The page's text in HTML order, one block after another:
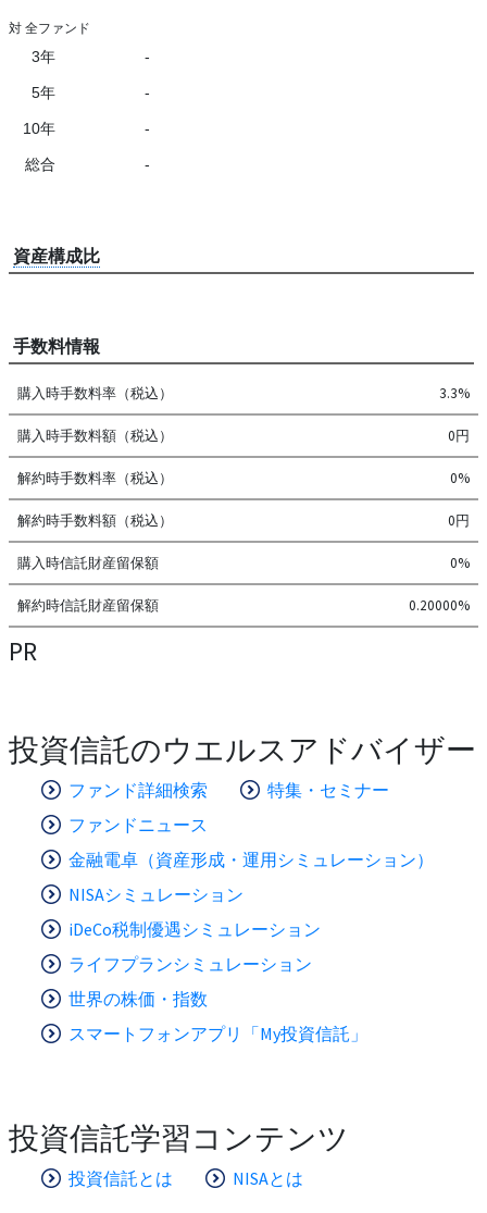
対 全ファンド
3年 -
5年 -
10年 -
総合 -
資産構成比
手数料情報
購入時手数料率（税込） 3.3%
購入時手数料額（税込） 0円
解約時手数料率（税込） 0%
解約時手数料額（税込） 0円
購入時信託財産留保額 0%
解約時信託財産留保額 0.20000%
PR
投資信託のウエルスアドバイザー
ファンド詳細検索
特集・セミナー
ファンドニュース
金融電卓（資産形成・運用シミュレーション）
NISAシミュレーション
iDeCo税制優遇シミュレーション
ライフプランシミュレーション
世界の株価・指数
スマートフォンアプリ「My投資信託」
投資信託学習コンテンツ
投資信託とは NISAとは